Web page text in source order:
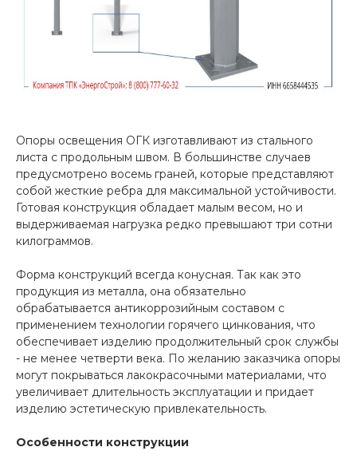
Опоры освещения ОГК изготавливают из стального
листа с продольным швом. В большинстве случаев
предусмотрено восемь граней, которые представляют
собой жесткие ребра для максимальной устойчивости.
Готовая конструкция обладает малым весом, но и
выдерживаемая нагрузка редко превышают три сотни
килограммов.
Форма конструкций всегда конусная. Так как это
продукция из металла, она обязательно
обрабатывается антикоррозийным составом с
применением технологии горячего цинкования, что
обеспечивает изделию продолжительный срок службы
- не менее четверти века. По желанию заказчика опоры
могут покрываться лакокрасочными материалами, что
увеличивает длительность эксплуатации и придает
изделию эстетическую привлекательность.
Особенности конструкции